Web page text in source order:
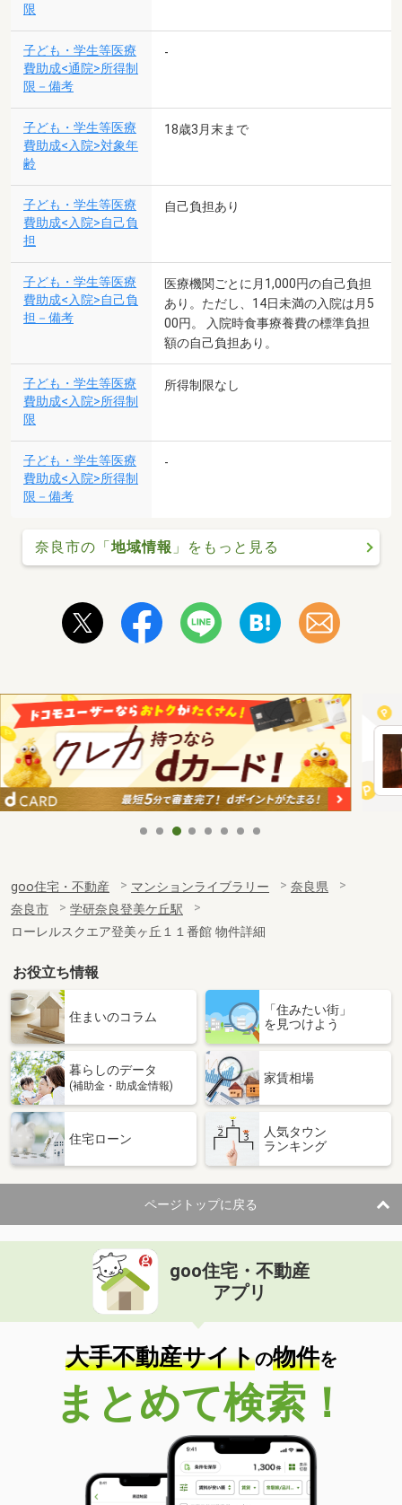
限
子ども・学生等医療
費助成<通院>所得制
限－備考
-
子ども・学生等医療
費助成<入院>対象年
齢
18歳3月末まで
子ども・学生等医療
費助成<入院>自己負
担
自己負担あり
子ども・学生等医療
費助成<入院>自己負
担－備考
医療機関ごとに月1,000円の自己負担
あり。ただし、14日未満の入院は月5
00円。 入院時食事療養費の標準負担
額の自己負担あり。
子ども・学生等医療
費助成<入院>所得制
限
所得制限なし
子ども・学生等医療
費助成<入院>所得制
限－備考
-
奈良市の「 地域情報 」をもっと見る
goo住宅・不動産 マンションライブラリー
奈良県
奈良市
学研奈良登美ケ丘駅
ローレルスクエア登美ヶ丘１１番館 物件詳細
お役立ち情報
住まいのコラム
「住みたい街」
を見つけよう
暮らしのデータ
(補助金・助成金情報)
家賃相場
住宅ローン
人気タウン
ランキング
ページトップに戻る
goo住宅・不動産
アプリ
大手不動産サイトの物件を
まとめて検索！